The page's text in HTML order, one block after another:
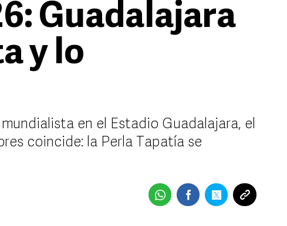
Guadalajara
y lo
en el Estadio Guadalajara, el
coincide: la Perla Tapatía se